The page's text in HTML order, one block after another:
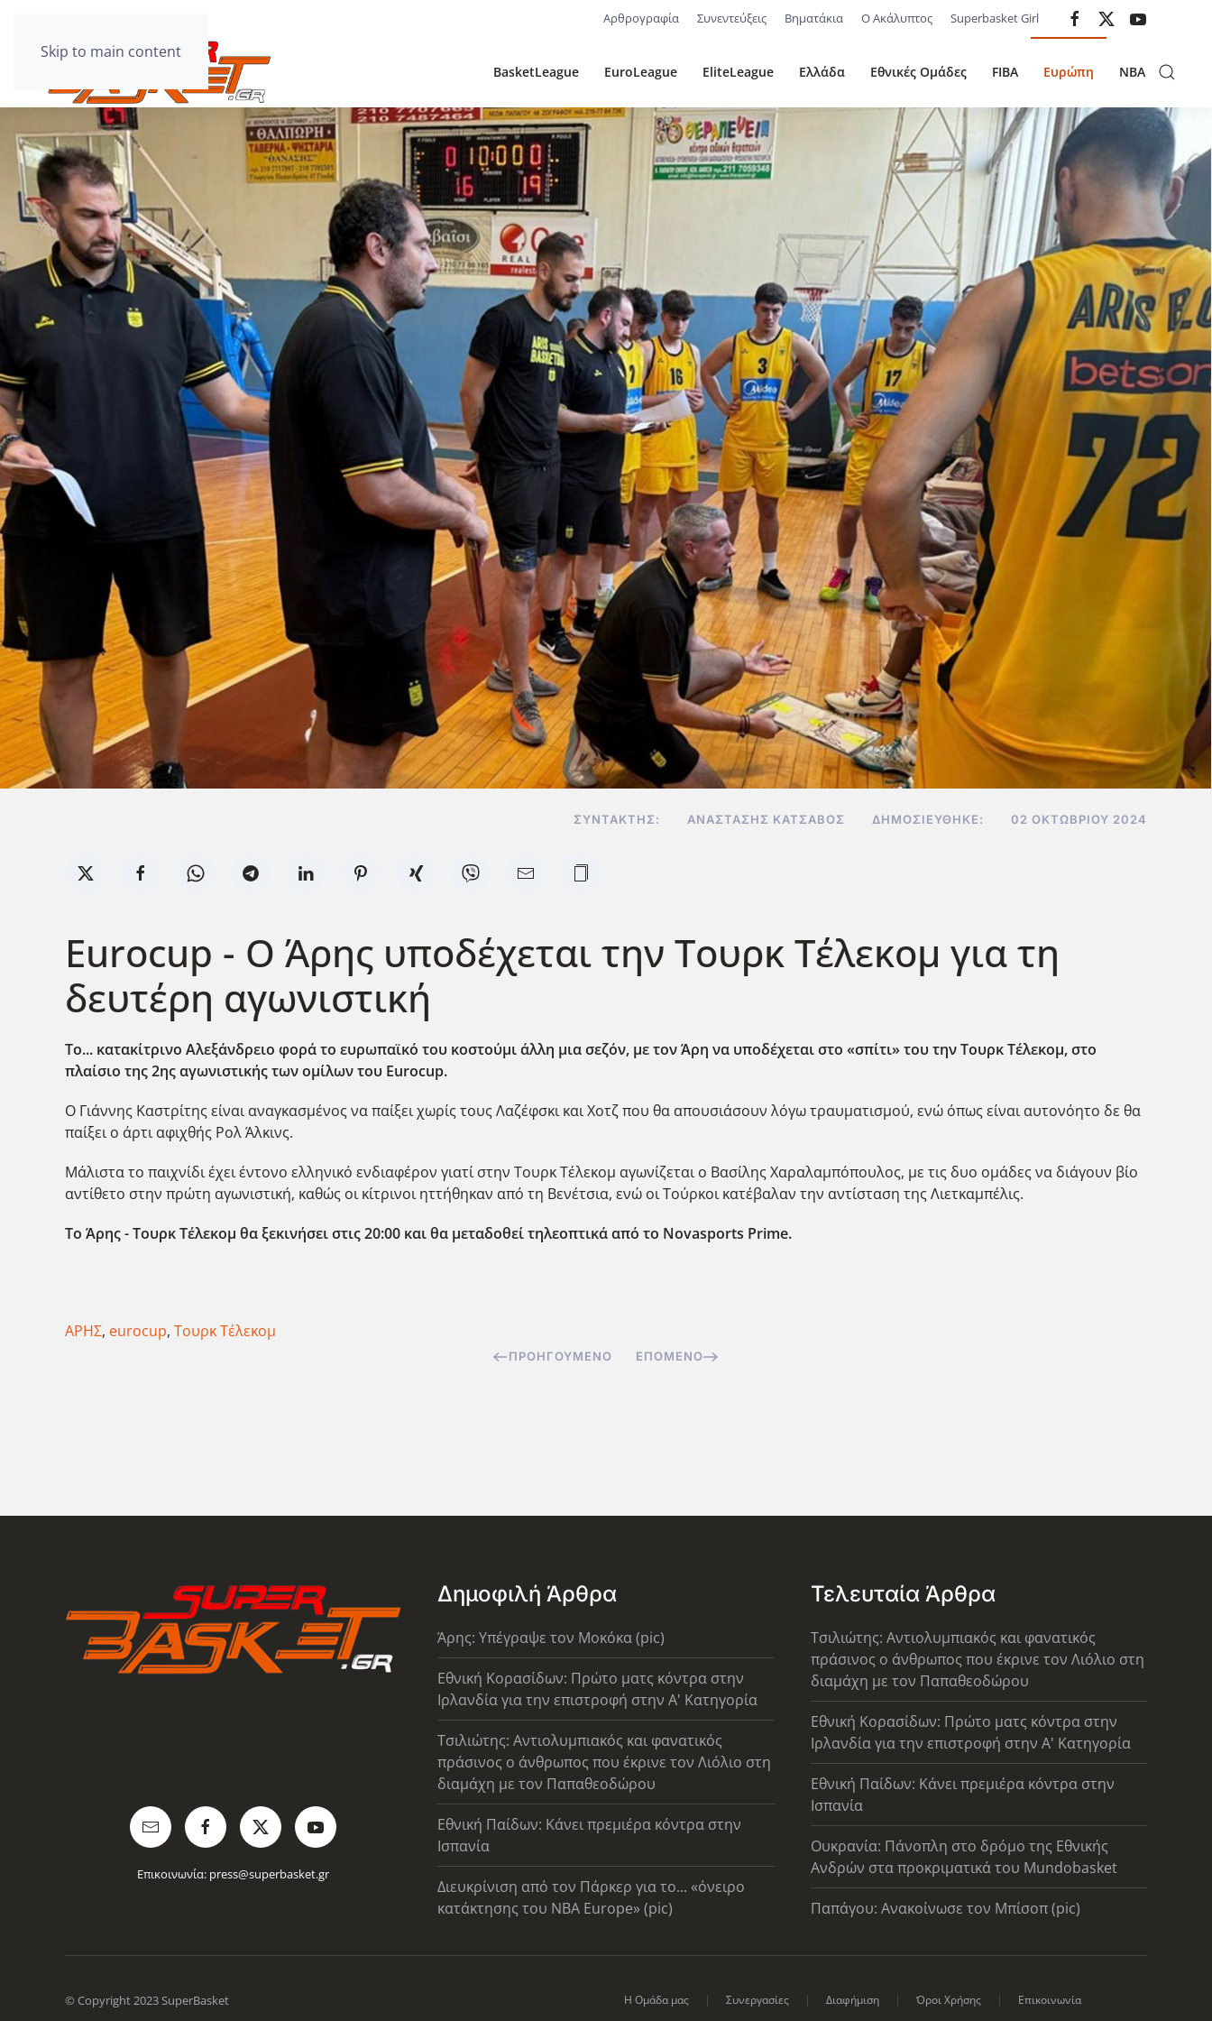
Skip to main content
Αρθρογραφία Συνεντεύξεις Βηματάκια Ο Ακάλυπτος Superbasket Girl
BasketLeague EuroLeague EliteLeague Ελλάδα Εθνικές Ομάδες FIBA Ευρώπη NBA
ΣΥΝΤΆΚΤΗΣ: ΑΝΑΣΤΆΣΗΣ ΚΑΤΣΑΒΌΣ ΔΗΜΟΣΙΕΎΘΗΚΕ: 02 ΟΚΤΩΒΡΊΟΥ 2024
Eurocup - Ο Άρης υποδέχεται την Τουρκ Τέλεκομ για τη
δευτέρη αγωνιστική
Το... κατακίτρινο Αλεξάνδρειο φορά το ευρωπαϊκό του κοστούμι άλλη μια σεζόν, με τον Άρη να υποδέχεται στο «σπίτι» του την Τουρκ Τέλεκομ, στο
πλαίσιο της 2ης αγωνιστικής των ομίλων του Eurocup.
Ο Γιάννης Καστρίτης είναι αναγκασμένος να παίξει χωρίς τους Λαζέφσκι και Χοτζ που θα απουσιάσουν λόγω τραυματισμού, ενώ όπως είναι αυτονόητο δε θα
παίξει ο άρτι αφιχθής Ρολ Άλκινς.
Μάλιστα το παιχνίδι έχει έντονο ελληνικό ενδιαφέρον γιατί στην Τουρκ Τέλεκομ αγωνίζεται ο Βασίλης Χαραλαμπόπουλος, με τις δυο ομάδες να διάγουν βίο
αντίθετο στην πρώτη αγωνιστική, καθώς οι κίτρινοι ηττήθηκαν από τη Βενέτσια, ενώ οι Τούρκοι κατέβαλαν την αντίσταση της Λιετκαμπέλις.
Το Άρης - Τουρκ Τέλεκομ θα ξεκινήσει στις 20:00 και θα μεταδοθεί τηλεοπτικά από το Novasports Prime.
ΑΡΗΣ, eurocup, Τουρκ Τέλεκομ
ΠΡΟΗΓΟΎΜΕΝΟ ΕΠΌΜΕΝΟ
Επικοινωνία: press@superbasket.gr
Δημοφιλή Άρθρα
Άρης: Υπέγραψε τον Μοκόκα (pic)
Εθνική Κορασίδων: Πρώτο ματς κόντρα στην
Ιρλανδία για την επιστροφή στην Α' Κατηγορία
Τσιλιώτης: Αντιολυμπιακός και φανατικός
πράσινος ο άνθρωπος που έκρινε τον Λιόλιο στη
διαμάχη με τον Παπαθεοδώρου
Εθνική Παίδων: Κάνει πρεμιέρα κόντρα στην
Ισπανία
Διευκρίνιση από τον Πάρκερ για το... «όνειρο
κατάκτησης του ΝΒΑ Europe» (pic)
Τελευταία Άρθρα
Τσιλιώτης: Αντιολυμπιακός και φανατικός
πράσινος ο άνθρωπος που έκρινε τον Λιόλιο στη
διαμάχη με τον Παπαθεοδώρου
Εθνική Κορασίδων: Πρώτο ματς κόντρα στην
Ιρλανδία για την επιστροφή στην Α' Κατηγορία
Εθνική Παίδων: Κάνει πρεμιέρα κόντρα στην
Ισπανία
Ουκρανία: Πάνοπλη στο δρόμο της Εθνικής
Ανδρών στα προκριματικά του Mundobasket
Παπάγου: Ανακοίνωσε τον Μπίσοπ (pic)
© Copyright 2023 SuperBasket Η Ομάδα μας Συνεργασίες Διαφήμιση Όροι Χρήσης Επικοινωνία